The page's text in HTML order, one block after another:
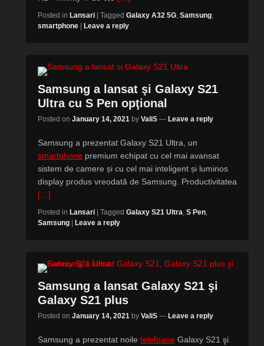
Posted in Lansari Tagged Galaxy A32 5G, Samsung,
smartphone
Leave a reply
Samsung a lansat şi Galaxy S21
Ultra cu S Pen opţional
Posted on January 14, 2021 by ValiS — Leave a reply
Samsung a prezentat Galaxy S21 Ultra, un
smartphone premium echipat cu cel mai avansat
sistem de camere și cu cel mai inteligent și luminos
display produs vreodată de Samsung. Productivitatea
[…]
Posted in Lansari Tagged Galaxy S21 Ultra, S Pen,
Samsung
Leave a reply
Samsung a lansat Galaxy S21 şi
Galaxy S21 plus
Posted on January 14, 2021 by ValiS — Leave a reply
Samsung a prezentat noile telefoane Galaxy S21 şi